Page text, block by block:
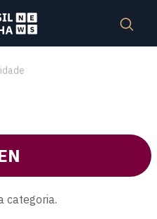
categoria.